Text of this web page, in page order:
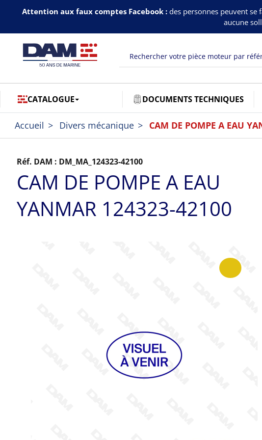
Attention aux faux comptes Facebook :des personnes peuvent se
aucune
CATALOGUE DOCUMENTS TECHNIQUES
Accueil Divers mécanique CAM DE POMPE A EAU
Réf. DAM : DM_MA_124323-42100
CAM DE POMPE A EAU
YANMAR 124323-42100